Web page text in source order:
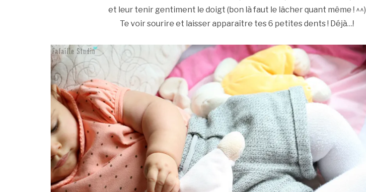
et leur tenir gentiment le doigt (bon là faut le lâcher quant même ! ^^)
Te voir sourire et laisser apparaître tes 6 petites dents ! Déjà…!